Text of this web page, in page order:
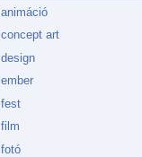
animáció
concept art
design
ember
fest
film
fotó